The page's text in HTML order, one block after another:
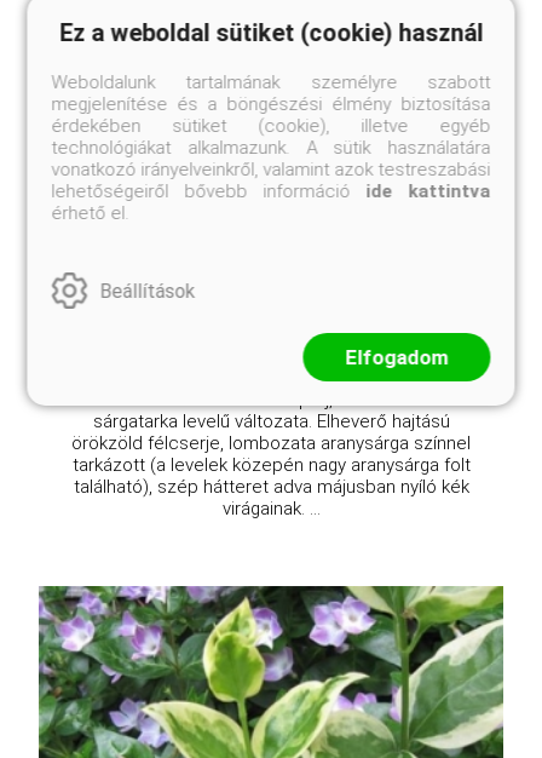
Illumination kis meténg
Vinca minor 'Illumination'
sárgatarka levelű változata. Elheverő hajtású
örökzöld félcserje, lombozata aranysárga színnel
tarkázott (a levelek közepén nagy aranysárga folt
található), szép hátteret adva májusban nyíló kék
virágainak. ...
Ez a weboldal sütiket (cookie) használ
Weboldalunk tartalmának személyre szabott
megjelenítése és a böngészési élmény biztosítása
érdekében sütiket (cookie), illetve egyéb
technológiákat alkalmazunk. A sütik használatára
vonatkozó irányelveinkről, valamint azok testreszabási
lehetőségeiről bővebb információ ide kattintva
érhető el.
Beállítások
Elfogadom